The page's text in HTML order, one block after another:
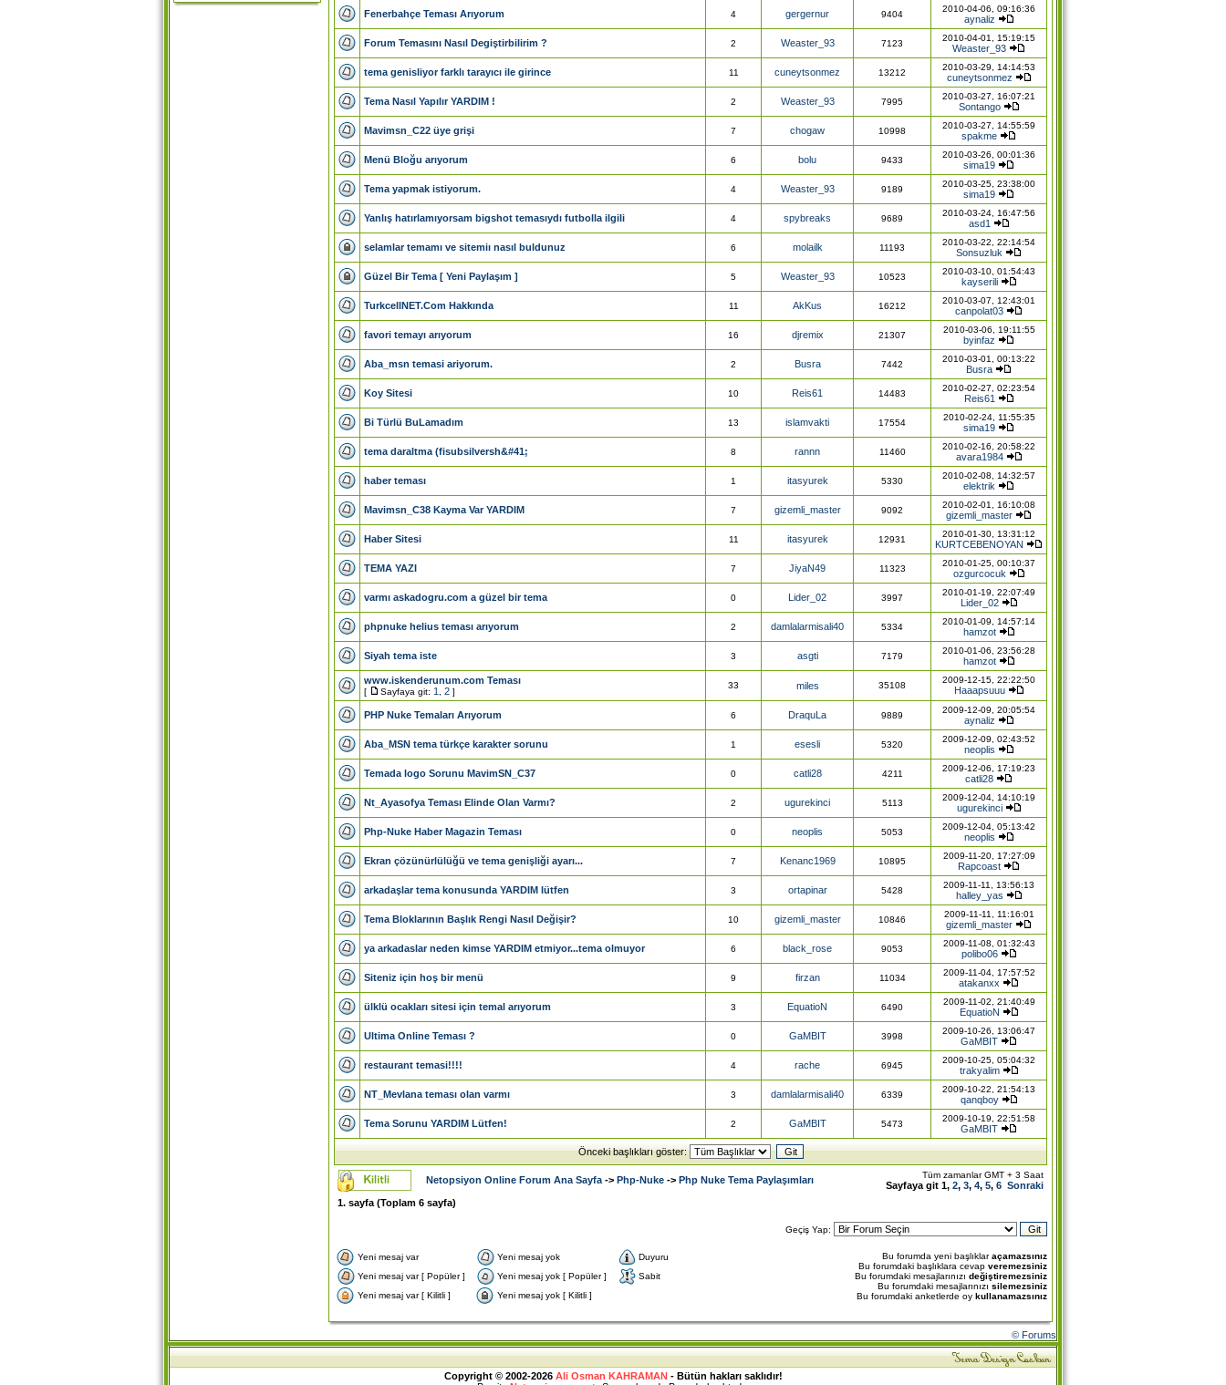
Fenerbahçe Teması Arıyorum 4 gergernur 9404
2010-04-06, 09:16:36
aynaliz
Forum Temasını Nasıl Degiştirbilirim ? 2 Weaster_93 7123
2010-04-01, 15:19:15
Weaster_93
tema genisliyor farklı tarayıcı ile girince 11 cuneytsonmez 13212
2010-03-29, 14:14:53
cuneytsonmez
Tema Nasıl Yapılır YARDIM ! 2 Weaster_93 7995
2010-03-27, 16:07:21
Sontango
Mavimsn_C22 üye grişi 7 chogaw 10998
2010-03-27, 14:55:59
spakme
Menü Bloğu arıyorum 6 bolu 9433
2010-03-26, 00:01:36
sima19
Tema yapmak istiyorum. 4 Weaster_93 9189
2010-03-25, 23:38:00
sima19
Yanlış hatırlamıyorsam bigshot temasıydı futbolla ilgili 4 spybreaks 9689
2010-03-24, 16:47:56
asd1
selamlar temamı ve sitemiı nasıl buldunuz 6 molailk 11193
2010-03-22, 22:14:54
Sonsuzluk
Güzel Bir Tema [ Yeni Paylaşım ] 5 Weaster_93 10523
2010-03-10, 01:54:43
kayserili
TurkcellNET.Com Hakkında 11 AkKus 16212
2010-03-07, 12:43:01
canpolat03
favori temayı arıyorum 16 djremix 21307
2010-03-06, 19:11:55
byinfaz
Aba_msn temasi ariyorum. 2 Busra 7442
2010-03-01, 00:13:22
Busra
Koy Sitesi 10 Reis61 14483
2010-02-27, 02:23:54
Reis61
Bi Türlü BuLamadım 13 islamvakti 17554
2010-02-24, 11:55:35
sima19
tema daraltma (fisubsilversh&#41; 8 rannn 11460
2010-02-16, 20:58:22
avara1984
haber teması 1 itasyurek 5330
2010-02-08, 14:32:57
elektrik
Mavimsn_C38 Kayma Var YARDIM 7 gizemli_master 9092
2010-02-01, 16:10:08
gizemli_master
Haber Sitesi 11 itasyurek 12931
2010-01-30, 13:31:12
KURTCEBENOYAN
TEMA YAZI 7 JiyaN49 11323
2010-01-25, 00:10:37
ozgurcocuk
varmı askadogru.com a güzel bir tema 0 Lider_02 3997
2010-01-19, 22:07:49
Lider_02
phpnuke helius teması arıyorum 2 damlalarmisali40 5334
2010-01-09, 14:57:14
hamzot
Siyah tema iste 3 asgti 7179
2010-01-06, 23:56:28
hamzot
www.iskenderunum.com Teması
[ Sayfaya git: 1 2 ]
33 miles 35108
2009-12-15, 22:22:50
Haaapsuuu
PHP Nuke Temaları Arıyorum 6 DraquLa 9889
2009-12-09, 20:05:54
aynaliz
Aba_MSN tema türkçe karakter sorunu 1 esesli 5320
2009-12-09, 02:43:52
neoplis
Temada logo Sorunu MavimSN_C37 0 catli28 4211
2009-12-06, 17:19:23
catli28
Nt_Ayasofya Teması Elinde Olan Varmı? 2 ugurekinci 5113
2009-12-04, 14:10:19
ugurekinci
Php-Nuke Haber Magazin Teması 0 neoplis 5053
2009-12-04, 05:13:42
neoplis
Ekran çözünürlülüğü ve tema genişliği ayarı... 7 Kenanc1969 10895
2009-11-20, 17:27:09
Rapcoast
arkadaşlar tema konusunda YARDIM lütfen 3 ortapinar 5428
2009-11-11, 13:56:13
halley_yas
Tema Bloklarının Başlık Rengi Nasıl Değişir? 10 gizemli_master 10846
2009-11-11, 11:16:01
gizemli_master
ya arkadaslar neden kimse YARDIM etmiyor...tema olmuyor 6 black_rose 9053
2009-11-08, 01:32:43
polibo06
Siteniz için hoş bir menü 9 firzan 11034
2009-11-04, 17:57:52
atakanxx
ülklü ocakları sitesi için temal arıyorum 3 EquatioN 6490
2009-11-02, 21:40:49
EquatioN
Ultima Online Teması ? 0 GaMBIT 3998
2009-10-26, 13:06:47
GaMBIT
restaurant temasi!!!! 4 rache 6945
2009-10-25, 05:04:32
trakyalim
NT_Mevlana teması olan varmı 3 damlalarmisali40 6339
2009-10-22, 21:54:13
qanqboy
Tema Sorunu YARDIM Lütfen! 2 GaMBIT 5473
2009-10-19, 22:51:58
GaMBIT
Önceki başlıkları göster:
Netopsiyon Online Forum Ana Sayfa -> Php-Nuke -> Php Nuke Tema Paylaşımları Tüm zamanlar GMT + 3 Saat
Sayfaya git 1, 2, 3, 4, 5, 6 Sonraki
1. sayfa (Toplam 6 sayfa)
Geçiş Yap:
Yeni mesaj var Yeni mesaj yok
Duyuru
Yeni mesaj var [ Popüler ]
Yeni mesaj yok [ Popüler ]
Sabit
Yeni mesaj var [ Kilitli ]
Yeni mesaj yok [ Kilitli ]
Bu forumda yeni başlıklaraçamazsınız
Bu forumdaki başlıklara cevap veremezsiniz
Bu forumdaki mesajlarınızı değiştiremezsiniz
Bu forumdaki mesajlarınızı silemezsiniz
Bu forumdaki anketlerde oy kullanamazsınız
© Forums
Copyright © 2002-2026 Ali Osman KAHRAMAN- Bütün hakları saklıdır!